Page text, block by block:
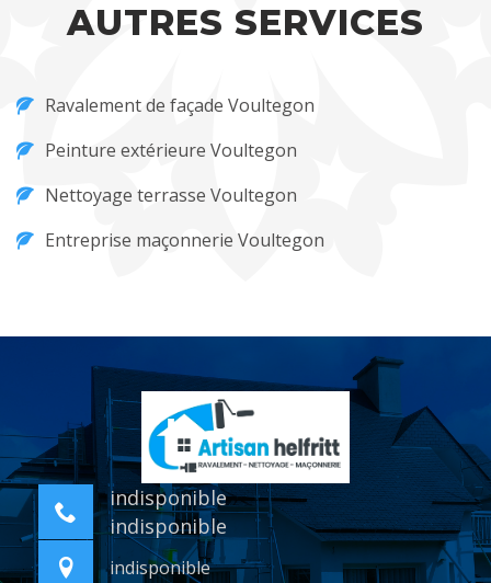
AUTRES SERVICES
Ravalement de façade Voultegon
Peinture extérieure Voultegon
Nettoyage terrasse Voultegon
Entreprise maçonnerie Voultegon
indisponible
indisponible
indisponible